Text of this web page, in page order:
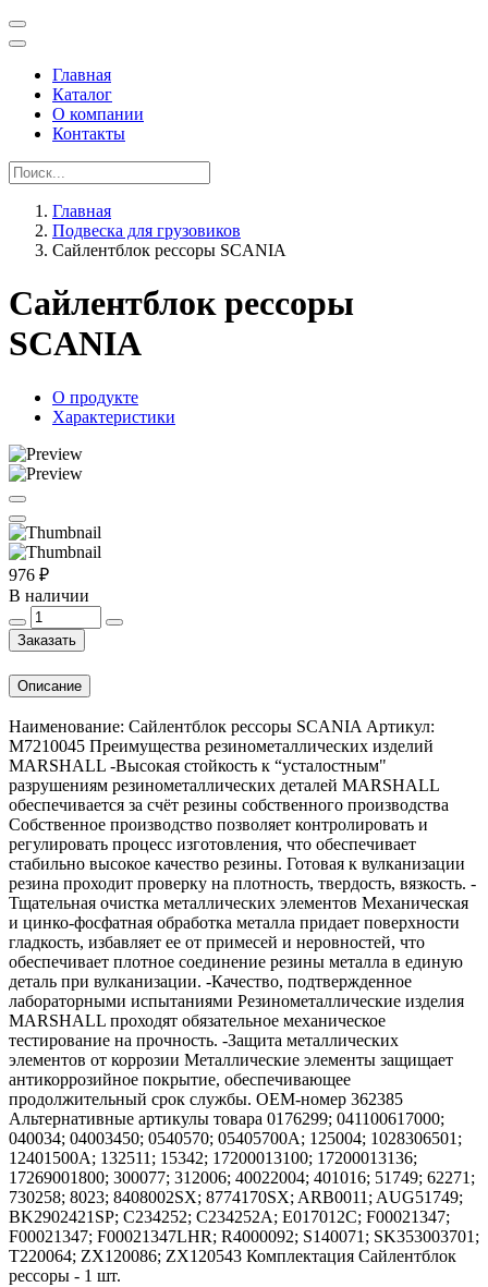
Главная
Каталог
О компании
Контакты
Главная
Подвеска для грузовиков
Сайлентблок рессоры SCANIA
Сайлентблок рессоры
SCANIA
О продукте
Характеристики
976 ₽
В наличии
Заказать
Описание
Наименование: Сайлентблок рессоры SCANIA Артикул:
M7210045 Преимущества резинометаллических изделий
MARSHALL -Высокая стойкость к “усталостным"
разрушениям резинометаллических деталей MARSHALL
обеспечивается за счёт резины собственного производства
Собственное производство позволяет контролировать и
регулировать процесс изготовления, что обеспечивает
стабильно высокое качество резины. Готовая к вулканизации
резина проходит проверку на плотность, твердость, вязкость. -
Тщательная очистка металлических элементов Механическая
и цинко-фосфатная обработка металла придает поверхности
гладкость, избавляет ее от примесей и неровностей, что
обеспечивает плотное соединение резины металла в единую
деталь при вулканизации. -Качество, подтвержденное
лабораторными испытаниями Резинометаллические изделия
MARSHALL проходят обязательное механическое
тестирование на прочность. -Защита металлических
элементов от коррозии Металлические элементы защищает
антикоррозийное покрытие, обеспечивающее
продолжительный срок службы. OEM-номер 362385
Альтернативные артикулы товара 0176299; 041100617000;
040034; 04003450; 0540570; 05405700A; 125004; 1028306501;
12401500A; 132511; 15342; 17200013100; 17200013136;
17269001800; 300077; 312006; 40022004; 401016; 51749; 62271;
730258; 8023; 8408002SX; 8774170SX; ARB0011; AUG51749;
BK2902421SP; C234252; C234252A; E017012C; F00021347;
F00021347; F00021347LHR; R4000092; S140071; SK353003701;
T220064; ZX120086; ZX120543 Комплектация Сайлентблок
рессоры - 1 шт.